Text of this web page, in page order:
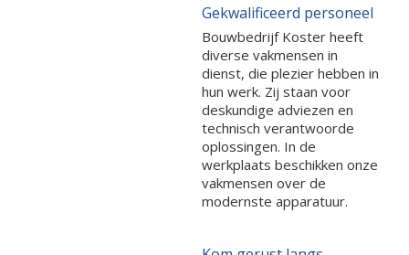
Gekwalificeerd personeel
Bouwbedrijf Koster heeft
diverse vakmensen in
dienst, die plezier hebben in
hun werk. Zij staan voor
deskundige adviezen en
technisch verantwoorde
oplossingen. In de
werkplaats beschikken onze
vakmensen over de
modernste apparatuur.